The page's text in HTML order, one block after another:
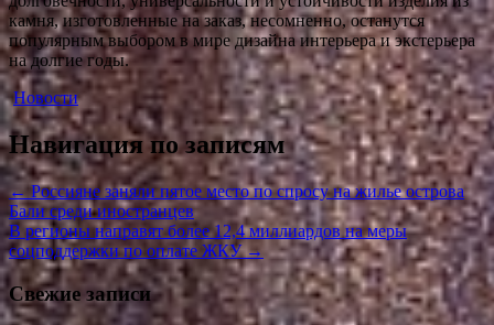
камня, изготовленные на заказ, несомненно, останутся
популярным выбором в мире дизайна интерьера и экстерьера
на долгие годы.
Новости
Навигация по записям
← Россияне заняли пятое место по спросу на жилье острова
Бали среди иностранцев
В регионы направят более 12,4 миллиардов на меры
соцподдержки по оплате ЖКУ→
Свежие записи